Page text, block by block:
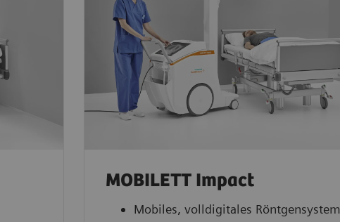
MOBILETT Impact
Mobiles, volldigitales Röntgensystem